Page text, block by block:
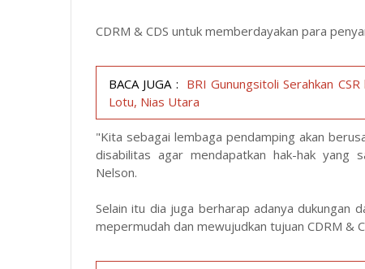
CDRM & CDS untuk memberdayakan para
BACA JUGA : BRI Gunungsitoli Serahkan
Lotu, Nias Utara
"Kita sebagai lembaga pendamping akan
disabilitas agar mendapatkan hak-hak yang
Nelson.
Selain itu dia juga berharap adanya dukungan
mepermudah dan mewujudkan tujuan CDRM &